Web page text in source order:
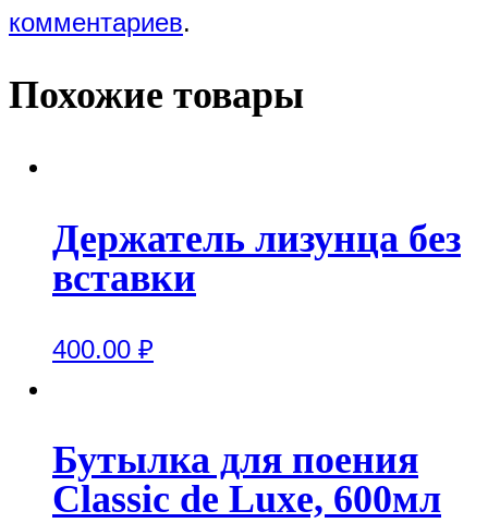
комментариев.
Похожие товары
Держатель лизунца без
вставки
400.00 ₽
Бутылка для поения
Classic de Luxe, 600мл